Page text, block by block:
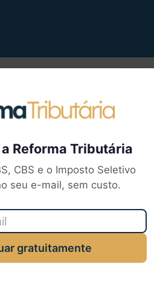
experiência de
personalizado e
Reforma Tributária
CBS e o Imposto Seletivo
seu e-mail, sem custo.
gratuitamente